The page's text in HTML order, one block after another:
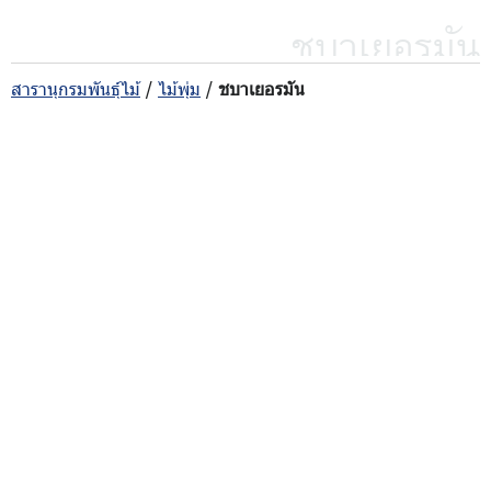
ชบาเยอรมัน
สารานุกรมพันธุ์ไม้/ ไม้พุ่ม / ชบาเยอรมัน